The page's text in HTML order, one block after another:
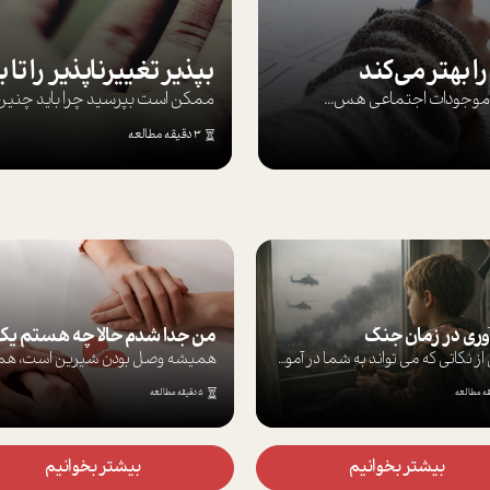
بهتر می‌کند
موجودات اجتماعی هس... ممکن است بپرسيد چرا بايد چنين
3 دقیقه مطالعه
در زمان جنگ
برخی از نکاتی که می تواند به شما در آموز...
بیشتر بخوانیم
5 دقیقه مطالعه
بیشتر بخوانیم